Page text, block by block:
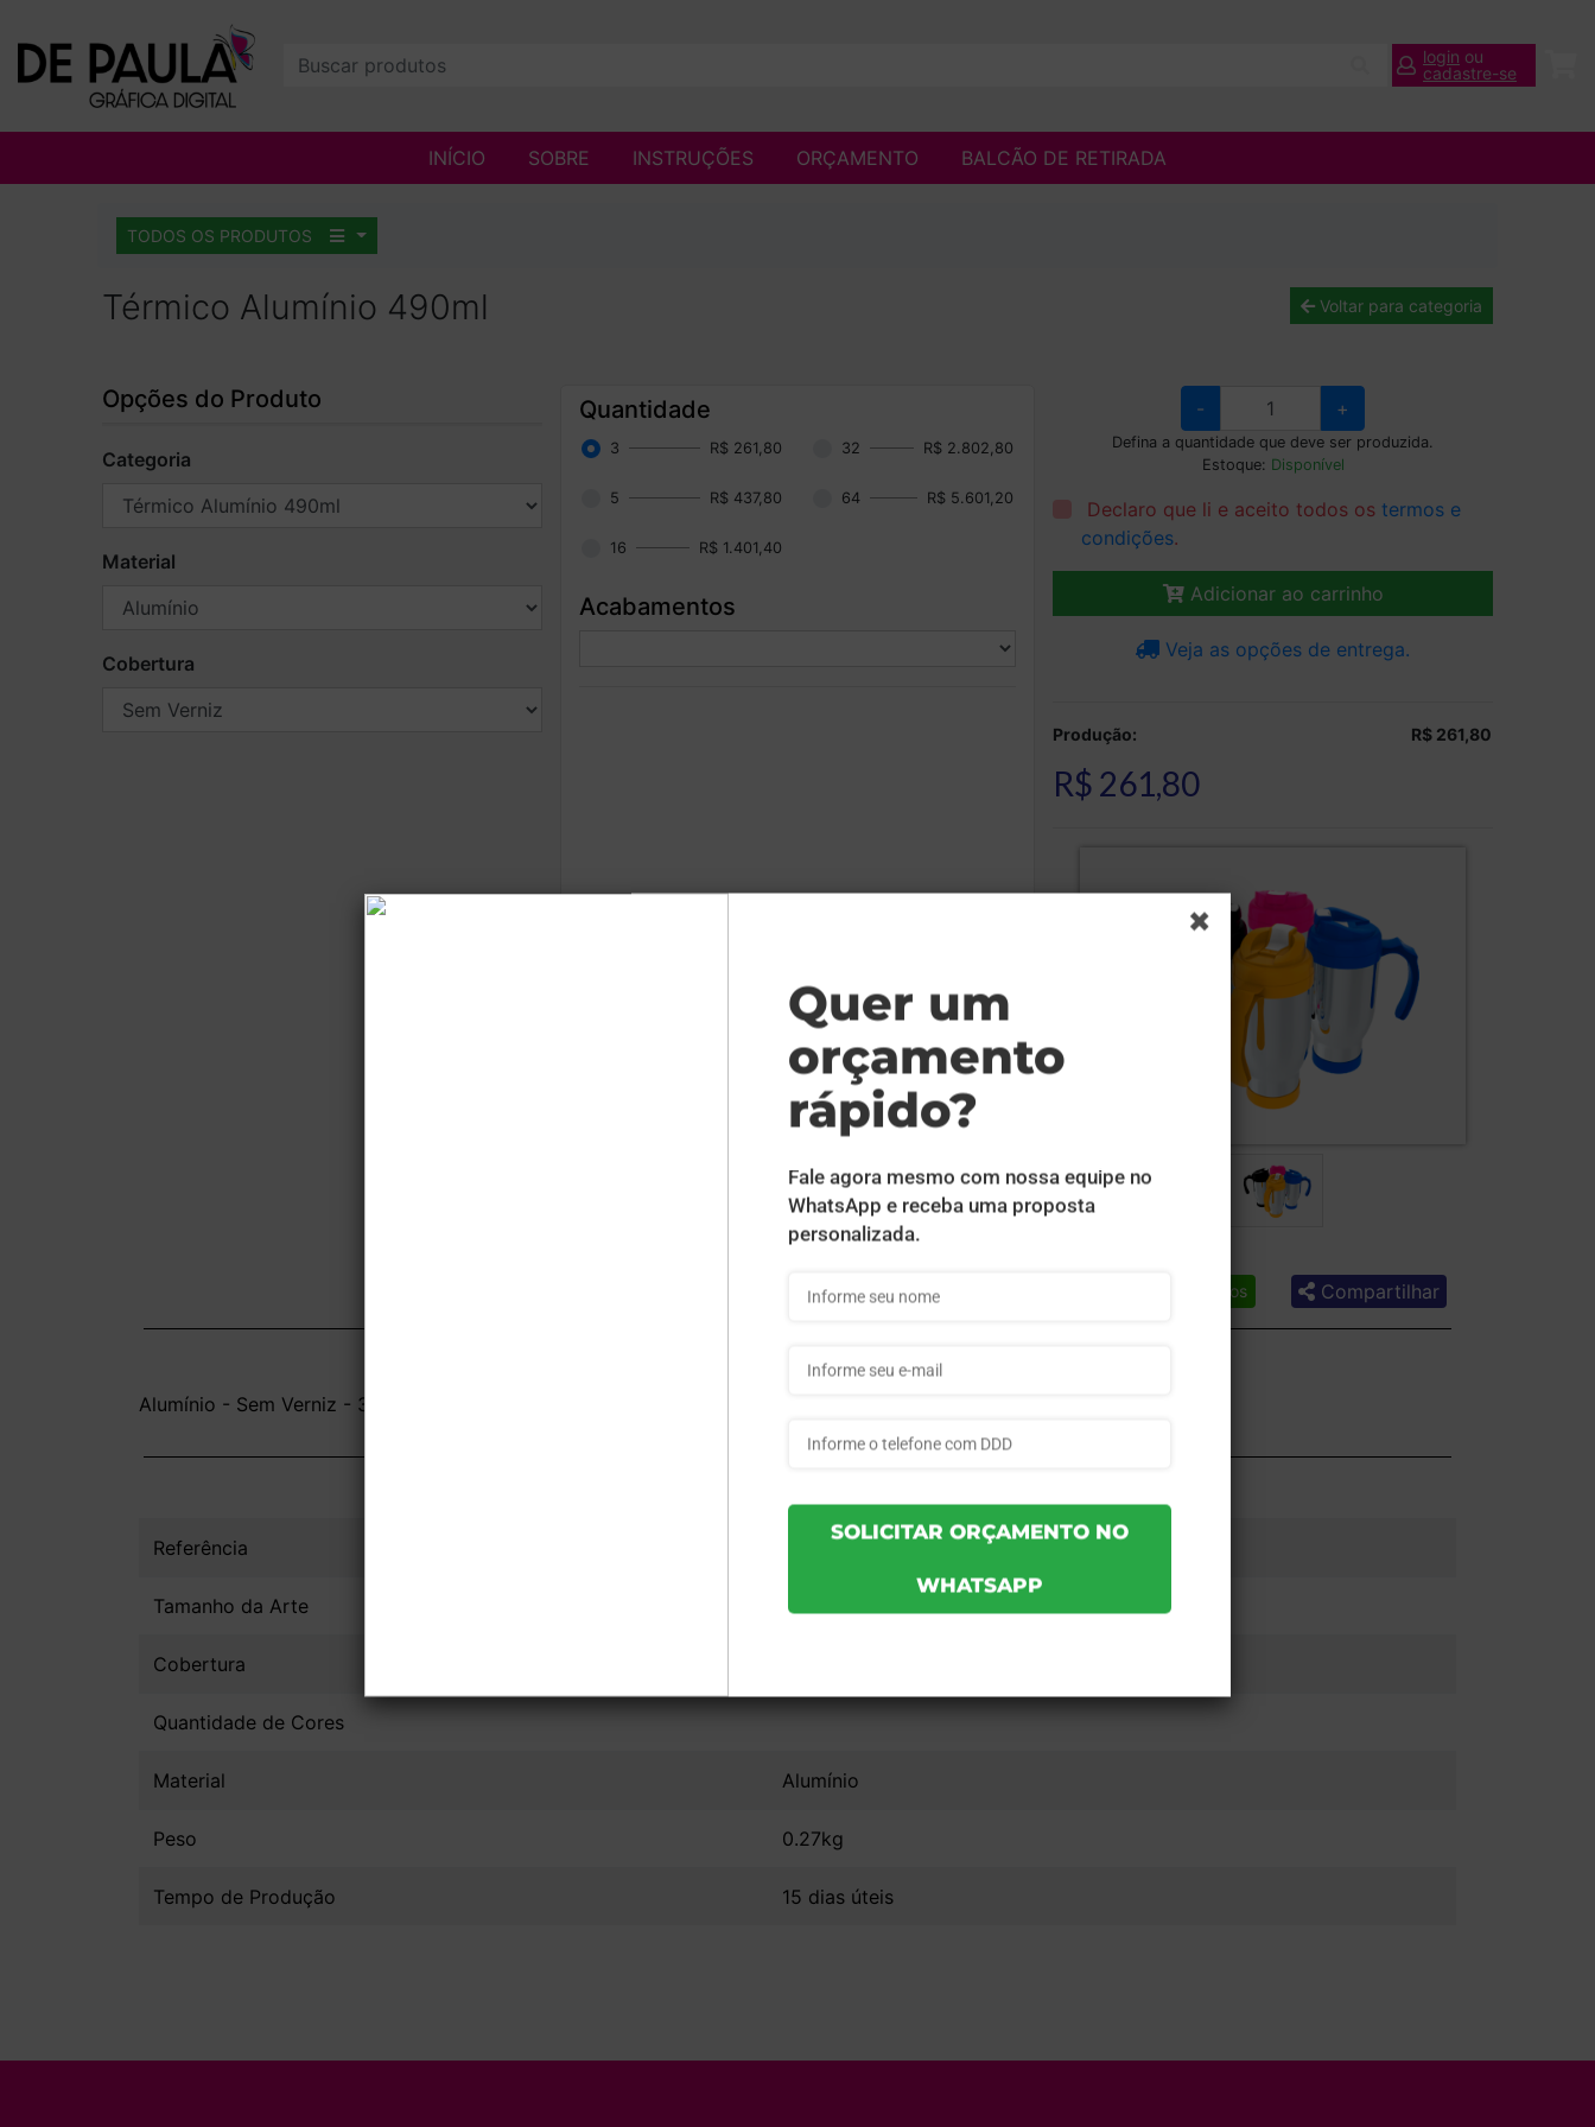
login ou
cadastre-se
INÍCIO SOBRE INSTRUÇÕES ORÇAMENTO BALCÃO DE RETIRADA
TODOS OS PRODUTOS
Térmico Alumínio 490ml Voltar para categoria
Opções do Produto
Categoria
Material
Cobertura
Quantidade
3 R$ 261,80 32 R$ 2.802,80
5 R$ 437,80 64 R$ 5.601,20
16 R$ 1.401,40
Acabamentos
- +
Defina a quantidade que deve ser produzida.
Estoque: Disponível
Declaro que li e aceito todos ostermos e
condições.
Adicionar ao carrinho
Veja as opções de entrega.
Produção: R$ 261,80
R$ 261,80
Lista de desejos Compartilhar
Alumínio - Sem Verniz - 3 unid
INFORMAÇÕES DO PRODUTO
Referência 057e06994d37e7 - 3un
Tamanho da Arte
Cobertura
Quantidade de Cores
Material Alumínio
Peso 0.27kg
Tempo de Produção 15 dias úteis